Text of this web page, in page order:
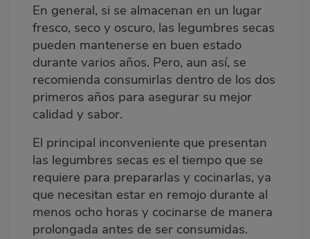
En general, si se almacenan en un lugar
fresco, seco y oscuro, las legumbres secas
pueden mantenerse en buen estado
durante varios años. Pero, aun así, se
recomienda consumirlas dentro de los dos
primeros años para asegurar su mejor
calidad y sabor.
El principal inconveniente que presentan
las legumbres secas es el tiempo que se
requiere para prepararlas y cocinarlas, ya
que necesitan estar en remojo durante al
menos ocho horas y cocinarse de manera
prolongada antes de ser consumidas.